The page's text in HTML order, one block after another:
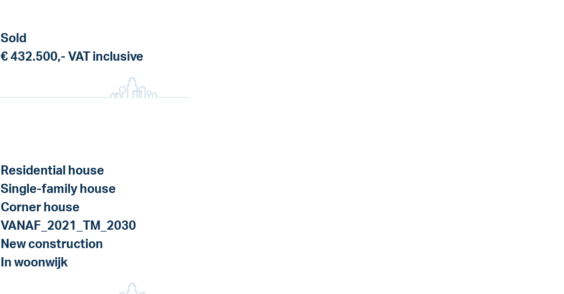
Sold
€ 432.500,- VAT inclusive
Residential house
Single-family house
Corner house
VANAF_2021_TM_2030
New construction
In woonwijk